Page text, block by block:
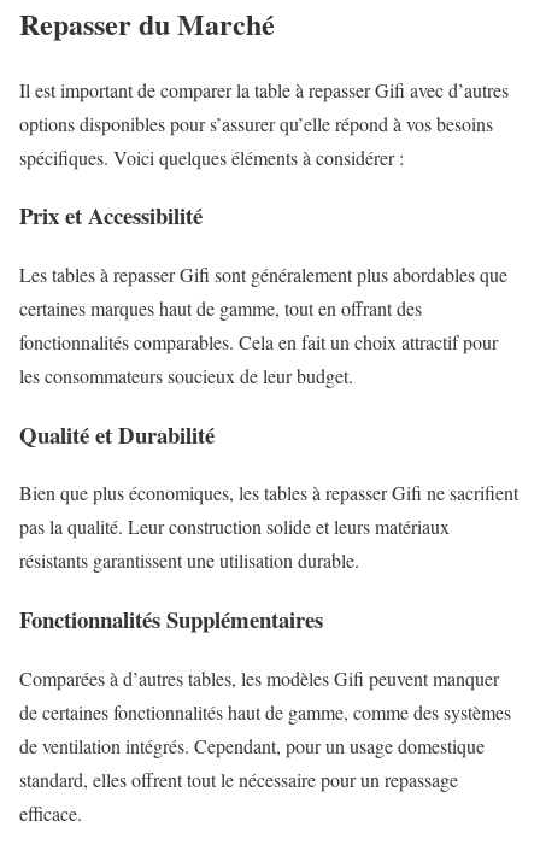
Repasser du Marché
Il est important de comparer la table à repasser Gifi avec d’autres
options disponibles pour s’assurer qu’elle répond à vos besoins
spécifiques. Voici quelques éléments à considérer :
Prix et Accessibilité
Les tables à repasser Gifi sont généralement plus abordables que
certaines marques haut de gamme, tout en offrant des
fonctionnalités comparables. Cela en fait un choix attractif pour
les consommateurs soucieux de leur budget.
Qualité et Durabilité
Bien que plus économiques, les tables à repasser Gifi ne sacrifient
pas la qualité. Leur construction solide et leurs matériaux
résistants garantissent une utilisation durable.
Fonctionnalités Supplémentaires
Comparées à d’autres tables, les modèles Gifi peuvent manquer
de certaines fonctionnalités haut de gamme, comme des systèmes
de ventilation intégrés. Cependant, pour un usage domestique
standard, elles offrent tout le nécessaire pour un repassage
efficace.